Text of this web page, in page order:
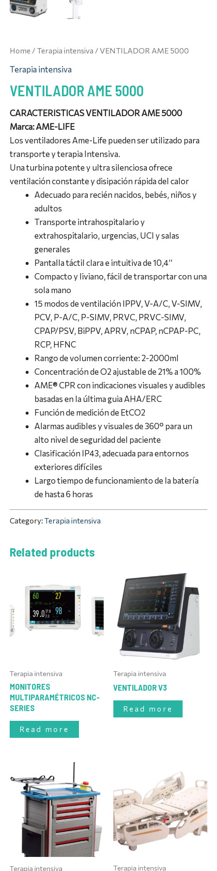
Home / Terapia intensiva / VENTILADOR AME 5000
Terapia intensiva
VENTILADOR AME 5000
CARACTERISTICAS VENTILADOR AME 5000
Marca: AME-LIFE
Los ventiladores Ame-Life pueden ser utilizado para
transporte y terapia Intensiva.
Una turbina potente y ultra silenciosa ofrece
ventilación constante y disipación rápida del calor
Adecuado para recién nacidos, bebés, niños y
adultos
Transporte intrahospitalario y
extrahospitalario, urgencias, UCI y salas
generales
Pantalla táctil clara e intuitiva de 10,4’’
Compacto y liviano, fácil de transportar con una
sola mano
15 modos de ventilación IPPV, V-A/C, V-SIMV,
PCV, P-A/C, P-SIMV, PRVC, PRVC-SIMV,
CPAP/PSV, BiPPV, APRV, nCPAP, nCPAP-PC,
RCP, HFNC
Rango de volumen corriente: 2-2000ml
Concentración de O2 ajustable de 21% a 100%
AME® CPR con indicaciones visuales y audibles
basadas en la última guia AHA/ERC
Función de medición de EtCO2
Alarmas audibles y visuales de 360° para un
alto nivel de seguridad del paciente
Clasificación IP43, adecuada para entornos
exteriores difíciles
Largo tiempo de funcionamiento de la batería
de hasta 6 horas
Category: Terapia intensiva
Related products
Terapia intensiva
MONITORES
MULTIPARAMÉTRICOS NC-
SERIES
Read more
Terapia intensiva
VENTILADOR V3
Read more
Terapia intensiva Terapia intensiva